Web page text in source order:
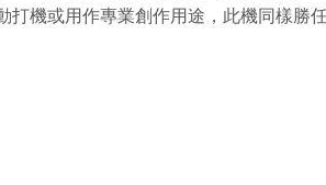
機或用作專業創作用途，此機同樣勝任